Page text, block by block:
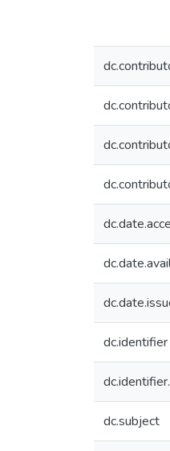
dc.identifier
dc.subject